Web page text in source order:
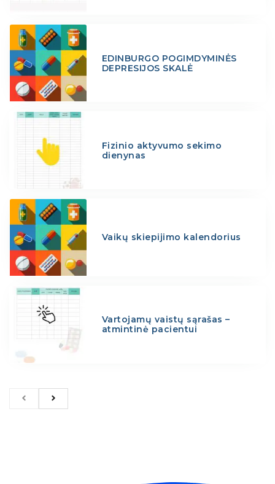
EDINBURGO POGIMDYMINĖS
DEPRESIJOS SKALĖ
Fizinio aktyvumo sekimo
dienynas
Vaikų skiepijimo kalendorius
Vartojamų vaistų sąrašas –
atmintinė pacientui